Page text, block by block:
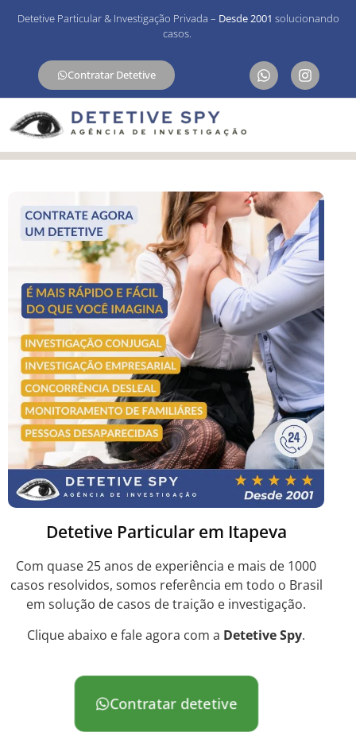
Detetive Particular & Investigação Privada – Desde 2001 solucionando
casos.
Contratar Detetive
Detetive Particular em Itapeva
Com quase 25 anos de experiência e mais de 1000
casos resolvidos, somos referência em todo o Brasil
em solução de casos de traição e investigação.
Clique abaixo e fale agora com a Detetive Spy.
Contratar detetive